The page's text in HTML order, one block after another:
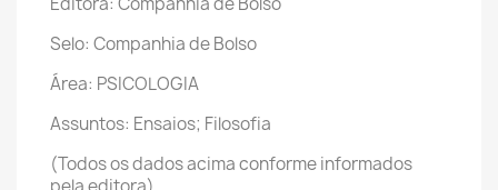
Selo: Companhia de Bolso
Área: PSICOLOGIA
Assuntos: Ensaios; Filosofia
(Todos os dados acima conforme informados